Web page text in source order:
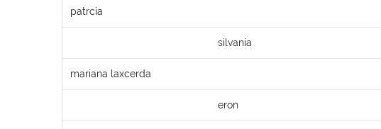
patrcia
silvania
mariana laxcerda
eron